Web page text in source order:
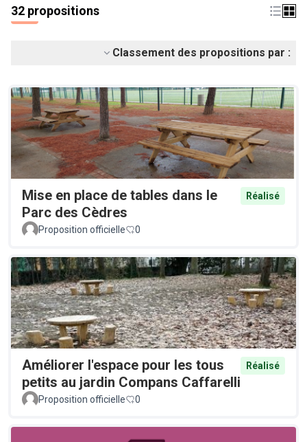
32 propositions
Classement des propositions par :
Mise en place de tables dans le
Parc des Cèdres
Réalisé
Proposition officielle 0
Améliorer l'espace pour les tous
petits au jardin Compans Caffarelli
Réalisé
Proposition officielle 0